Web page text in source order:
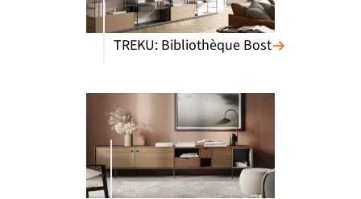
TREKU: Bibliothèque Bost